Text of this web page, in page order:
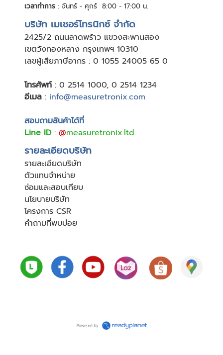
เวลาทำการ : จันทร์ - ศุกร์ 8:00 - 17:00 น.
บริษัท เมเชอร์โทรนิกซ์ จำกัด
2425/2 ถนนลาดพร้าว แขวงสะพานสอง
เขตวังทองหลาง กรุงเทพฯ 10310
เลขผู้เสียภาษีอากร : 0 1055 24005 65 0
โทรศัพท์: 0 2514 1000, 0 2514 1234
อีเมล : info@measuretronix.com
สอบถามสินค้าได้ที่
Line ID: @measuretronix.ltd
รายละเอียดบริษัท
รายละเอียดบริษัท
ตัวแทนจำหน่าย
ซ่อมและสอบเทียบ
นโยบายบริษัท
โครงการ CSR
คำถามที่พบบ่อย